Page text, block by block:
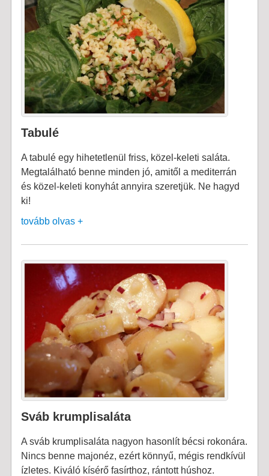
Tabulé
A tabulé egy hihetetlenül friss, közel-keleti saláta.
Megtalálható benne minden jó, amitől a mediterrán
és közel-keleti konyhát annyira szeretjük. Ne hagyd
ki!
tovább olvas +
Sváb krumplisaláta
A sváb krumplisaláta nagyon hasonlít bécsi rokonára.
Nincs benne majonéz, ezért könnyű, mégis rendkívül
ízletes. Kiváló kísérő fasírthoz, rántott húshoz.